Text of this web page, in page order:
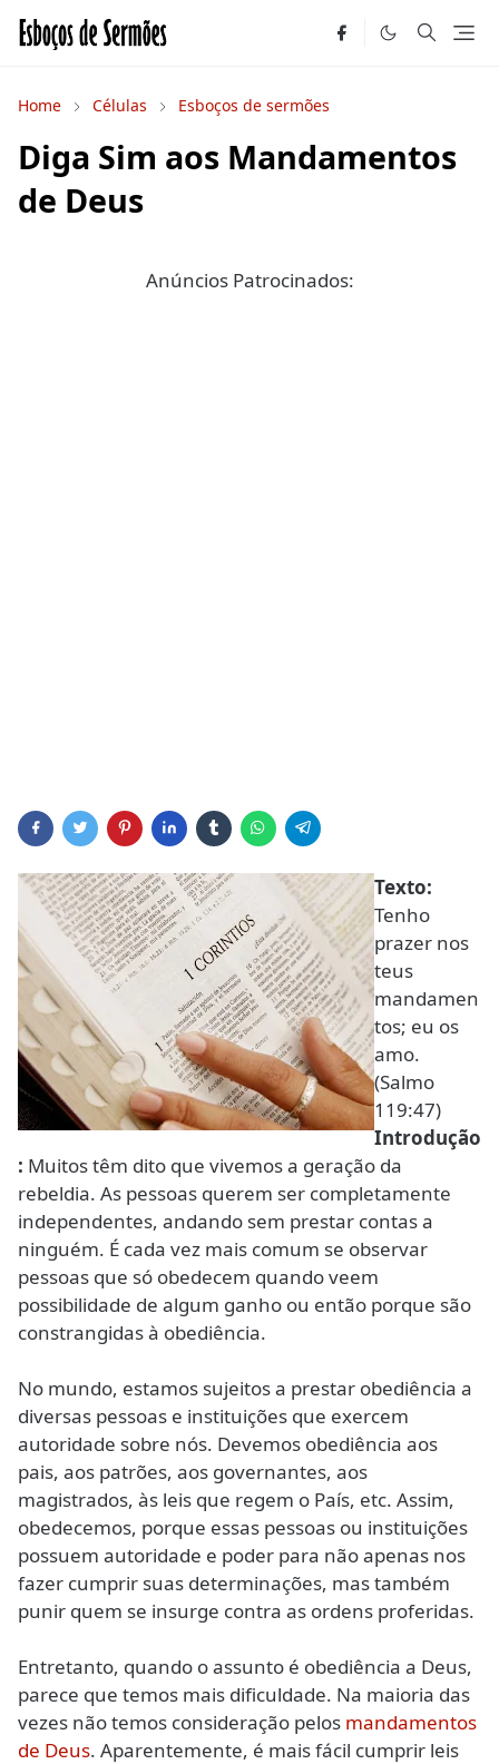
Home Células Esboços de sermões
Diga Sim aos Mandamentos
de Deus
Anúncios Patrocinados:
Texto:
Tenho
prazer nos
teus
mandamen
tos; eu os
amo.
(Salmo
119:47)
Introdução
: Muitos têm dito que vivemos a geração da
rebeldia. As pessoas querem ser completamente
independentes, andando sem prestar contas a
ninguém. É cada vez mais comum se observar
pessoas que só obedecem quando veem
possibilidade de algum ganho ou então porque são
constrangidas à obediência.
No mundo, estamos sujeitos a prestar obediência a
diversas pessoas e instituições que exercem
autoridade sobre nós. Devemos obediência aos
pais, aos patrões, aos governantes, aos
magistrados, às leis que regem o País, etc. Assim,
obedecemos, porque essas pessoas ou instituições
possuem autoridade e poder para não apenas nos
fazer cumprir suas determinações, mas também
punir quem se insurge contra as ordens proferidas.
Entretanto, quando o assunto é obediência a Deus,
parece que temos mais dificuldade. Na maioria das
vezes não temos consideração pelos mandamentos
de Deus. Aparentemente, é mais fácil cumprir leis